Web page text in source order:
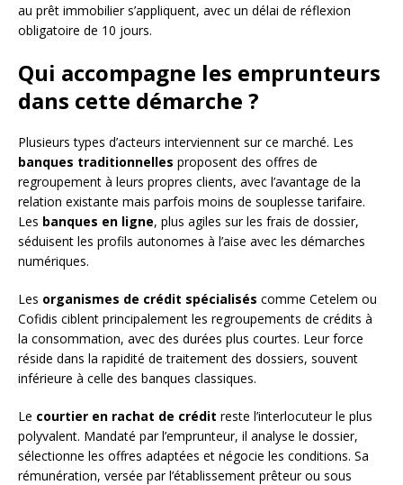
au prêt immobilier s’appliquent, avec un délai de réflexion
obligatoire de 10 jours.
Qui accompagne les emprunteurs
dans cette démarche ?
Plusieurs types d’acteurs interviennent sur ce marché. Les
banques traditionnelles proposent des offres de
regroupement à leurs propres clients, avec l’avantage de la
relation existante mais parfois moins de souplesse tarifaire.
Les banques en ligne, plus agiles sur les frais de dossier,
séduisent les profils autonomes à l’aise avec les démarches
numériques.
Les organismes de crédit spécialisés comme Cetelem ou
Cofidis ciblent principalement les regroupements de crédits à
la consommation, avec des durées plus courtes. Leur force
réside dans la rapidité de traitement des dossiers, souvent
inférieure à celle des banques classiques.
Le courtier en rachat de crédit reste l’interlocuteur le plus
polyvalent. Mandaté par l’emprunteur, il analyse le dossier,
sélectionne les offres adaptées et négocie les conditions. Sa
rémunération, versée par l’établissement prêteur ou sous